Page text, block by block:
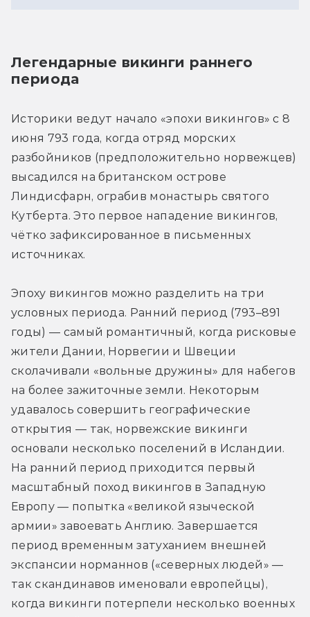
Легендарные викинги раннего
периода
Историки ведут начало «эпохи викингов» с 8
июня 793 года, когда отряд морских
разбойников (предположительно норвежцев)
высадился на британском острове
Линдисфарн, ограбив монастырь святого
Кутберта. Это первое нападение викингов,
чётко зафиксированное в письменных
источниках.
Эпоху викингов можно разделить на три
условных периода. Ранний период (793–891
годы) — самый романтичный, когда рисковые
жители Дании, Норвегии и Швеции
сколачивали «вольные дружины» для набегов
на более зажиточные земли. Некоторым
удавалось совершить географические
открытия — так, норвежские викинги
основали несколько поселений в Исландии.
На ранний период приходится первый
масштабный поход викингов в Западную
Европу — попытка «великой языческой
армии» завоевать Англию. Завершается
период временным затуханием внешней
экспансии норманнов («северных людей» —
так скандинавов именовали европейцы),
когда викинги потерпели несколько военных